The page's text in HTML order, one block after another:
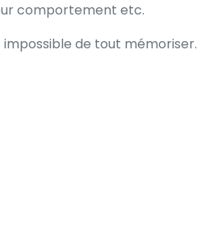
comportement etc.
de tout mémoriser.